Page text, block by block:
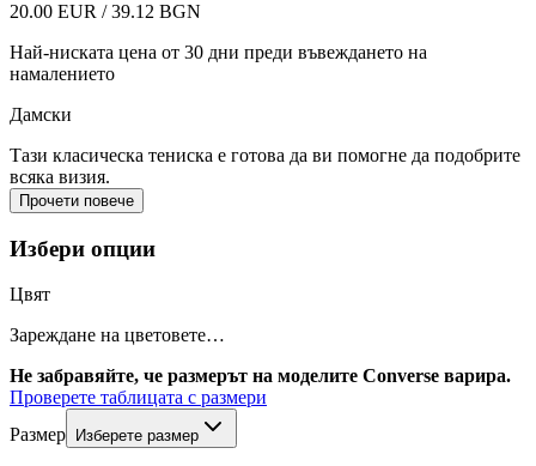
20.00 EUR / 39.12 BGN
Най-ниската цена от 30 дни преди въвеждането на
намалението
Дамски
Тази класическа тениска е готова да ви помогне да подобрите
всяка визия.
Прочети повече
Избери опции
Цвят
Зареждане на цветовете…
Не забравяйте, че размерът на моделите Converse варира.
Проверете таблицата с размери
Размер
Изберете размер